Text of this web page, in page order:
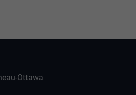
Ottawa